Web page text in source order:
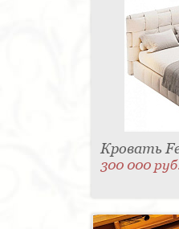
Кровать
300 000